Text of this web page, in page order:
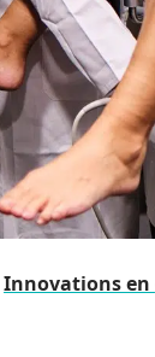
Innovations en